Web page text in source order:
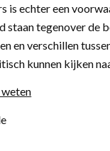
is echter een
staan tegenover de
en verschillen
kunnen kijken